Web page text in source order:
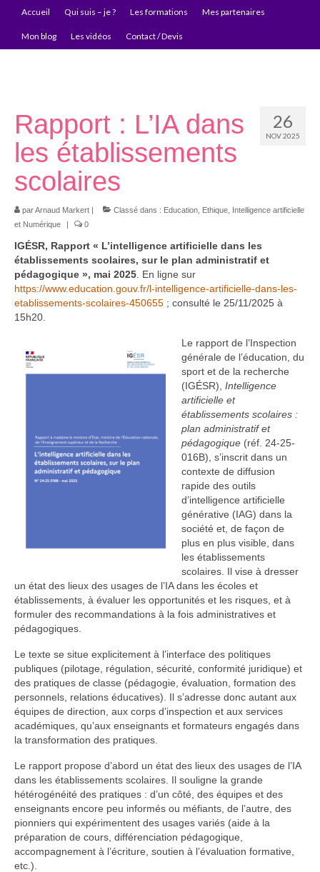
Accueil Qui suis – je ? Les formations Mes partenaires
Mon blog Les vidéos Contact / Devis
26
NOV 2025
Rapport : L’IA dans
les établissements
scolaires
parArnaud Markert | Classé dans : Education Ethique Intelligence artificielle
et Numérique
| 0
IGÉSR, Rapport « L’intelligence artificielle dans les
établissements scolaires, sur le plan administratif et
pédagogique », mai 2025 . En ligne sur
https://www.education.gouv.fr/l-intelligence-artificielle-dans-les-
etablissements-scolaires-450655 ; consulté le 25/11/2025 à
15h20.
Le rapport de l’Inspection
générale de l’éducation, du
sport et de la recherche
(IGÉSR),Intelligence
artificielle et
établissements scolaires :
plan administratif et
pédagogique (réf. 24-25-
016B), s’inscrit dans un
contexte de diffusion
rapide des outils
d’intelligence artificielle
générative (IAG) dans la
société et, de façon de
plus en plus visible, dans
les établissements
scolaires. Il vise à dresser
un état des lieux des usages de l’IA dans les écoles et
établissements, à évaluer les opportunités et les risques, et à
formuler des recommandations à la fois administratives et
pédagogiques.
Le texte se situe explicitement à l’interface des politiques
publiques (pilotage, régulation, sécurité, conformité juridique) et
des pratiques de classe (pédagogie, évaluation, formation des
personnels, relations éducatives). Il s’adresse donc autant aux
équipes de direction, aux corps d’inspection et aux services
académiques, qu’aux enseignants et formateurs engagés dans
la transformation des pratiques.
Le rapport propose d’abord un état des lieux des usages de l’IA
dans les établissements scolaires. Il souligne la grande
hétérogénéité des pratiques : d’un côté, des équipes et des
enseignants encore peu informés ou méfiants, de l’autre, des
pionniers qui expérimentent des usages variés (aide à la
préparation de cours, différenciation pédagogique,
accompagnement à l’écriture, soutien à l’évaluation formative,
etc.).